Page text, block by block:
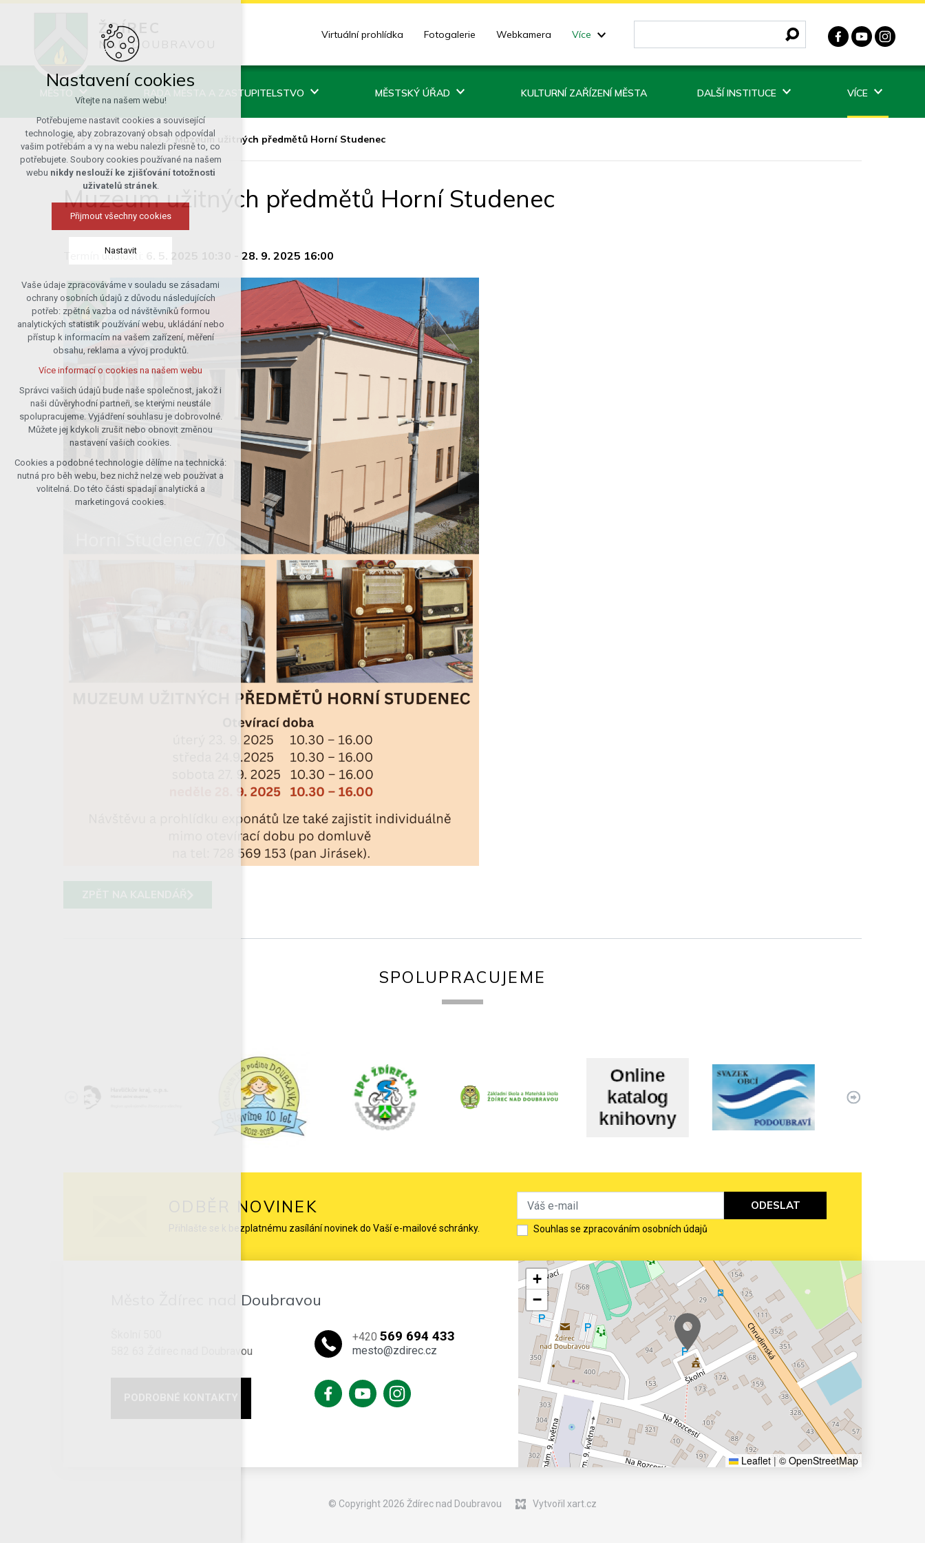
ŽDÍREC
NAD DOUBRAVOU
Virtuální prohlídka Fotogalerie Webkamera Více
RADA MĚSTA A ZASTUPITELSTVO MĚSTSKÝ ÚŘAD KULTURNÍ ZAŘÍZENÍ MĚSTA DALŠÍ INSTITUCE VÍCE
Kalendář města Muzeum užitných předmětů Horní Studenec
Muzeum užitných předmětů Horní Studenec
Termín události: 28. 9. 2025 16:00
SPOLUPRACUJEME
ODBĚR NOVINEK
Přihlašte se k bezplatnému zasílání novinek do Vaší e-mailové schránky. Souhlas se zpracováním osobních údajů
ODESLAT
Město Ždírec nad Doubravou
582 63 Ždírec nad Doubravou
+420569 694 433
mesto@zdirec.cz
+
−
Leaflet | © OpenStreetMap
© Copyright 2026 Ždírec nad Doubravou Vytvořil xart.cz
Nastavení cookies
Vítejte na našem webu!
Potřebujeme nastavit cookies a související
technologie, aby zobrazovaný obsah odpovídal
vašim potřebám a vy na webu nalezli přesně to, co
potřebujete. Soubory cookies používané na našem
webu nikdy neslouží ke zjišťování totožnosti
uživatelů stránek.
Přijmout všechny cookies
Nastavit
Technická cookies
nutná pro provozování webu
udržení kontextu stránek (session):
případná přihlášení, volby jazyka, apod.
Volitelná cookies
analytická pro anonymizované
vyhodnocení návštěvnosti
marketingová cookies (Google)
Více informací o cookies na našem webu
Přijmout všechny cookies
Odmítnout vše
Vaše údaje zpracováváme v souladu se zásadami
ochrany osobních údajů z důvodu následujících
potřeb: zpětná vazba od návštěvníků formou
analytických statistik používání webu, ukládání nebo
přístup k informacím na vašem zařízení, měření
obsahu, reklama a vývoj produktů.
Více informací o cookies na našem webu
Správci vašich údajů bude naše společnost, jakož i
naši důvěryhodní partneři, se kterými neustále
spolupracujeme. Vyjádření souhlasu je dobrovolné.
Můžete jej kdykoli zrušit nebo obnovit změnou
nastavení vašich cookies.
Cookies a podobné technologie dělíme na technická:
nutná pro běh webu, bez nichž nelze web používat a
volitelná. Do této části spadají analytická a
marketingová cookies.